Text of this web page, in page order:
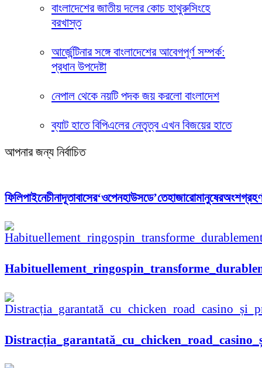
বাংলাদেশের জাতীয় দলের কোচ হাথুরুসিংহে
বরখাস্ত
আর্জেন্টিনার সঙ্গে বাংলাদেশের আবেগপূর্ণ সম্পর্ক:
প্রধান উপদেষ্টা
নেপাল থেকে নয়টি পদক জয় করলো বাংলাদেশ
ব্যাট হাতে বিপিএলের নেতৃত্ব এখন বিজয়ের হাতে
আপনার জন্য নির্বাচিত